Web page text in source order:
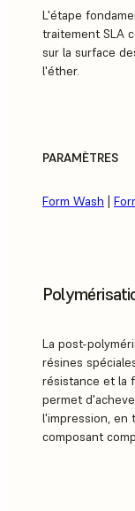
L'étape
traitement SLA
sur la surface
l'éther.
PARAMÈTRES
Form Wash |
La post-
résines
résistance et la
permet
l'impression, en
composant